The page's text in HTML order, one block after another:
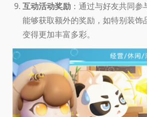
互动活动奖励 ：通过与好友共同
能够获取额外的奖励，如特别装饰
变得更加丰富多彩。